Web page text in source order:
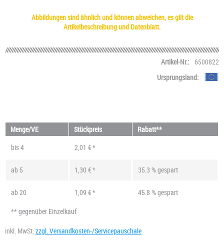
Abbildungen sind ähnlich und können abweichen, es gilt die
Artikelbeschreibung und Datenblatt.
Artikel-Nr.: 6500822
Ursprungsland:
Menge/VE Stückpreis
Rabatt**
bis4 2,01 € *
ab 5 1,30 € * 35.3 % gespart
ab20 1,09 € *
45.8 % gespart
** gegenüber Einzelkauf
inkl. MwSt. zzgl. Versandkosten-/Servicepauschale